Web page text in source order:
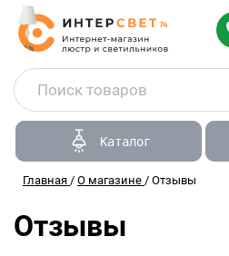
Каталог
Главная / О магазине / Отзывы
Отзывы